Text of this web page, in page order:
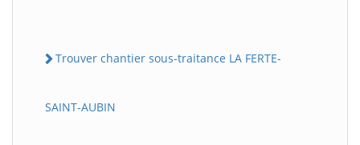
Trouver chantier sous-traitance LA FERTE-
SAINT-AUBIN